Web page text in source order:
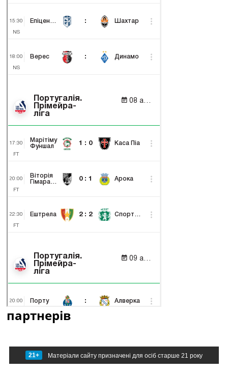
партнерів
21+ Матеріали сайту призначені для осіб старше 21 року